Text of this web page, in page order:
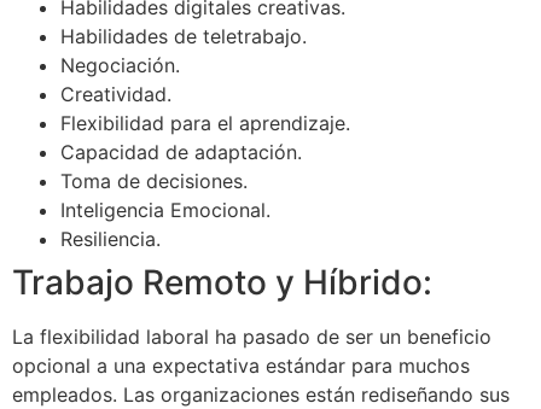
Habilidades digitales creativas.
Habilidades de teletrabajo.
Negociación.
Creatividad.
Flexibilidad para el aprendizaje.
Capacidad de adaptación.
Toma de decisiones.
Inteligencia Emocional.
Resiliencia.
Trabajo Remoto y Híbrido:
La flexibilidad laboral ha pasado de ser un beneficio
opcional a una expectativa estándar para muchos
empleados. Las organizaciones están rediseñando sus